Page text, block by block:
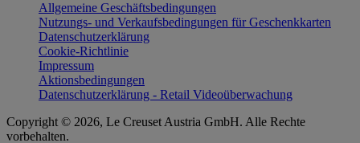
Allgemeine Geschäftsbedingungen
Nutzungs- und Verkaufsbedingungen für Geschenkkarten
Datenschutzerklärung
Cookie-Richtlinie
Impressum
Aktionsbedingungen
Datenschutzerklärung - Retail Videoüberwachung
Copyright © 2026, Le Creuset Austria GmbH. Alle Rechte
vorbehalten.